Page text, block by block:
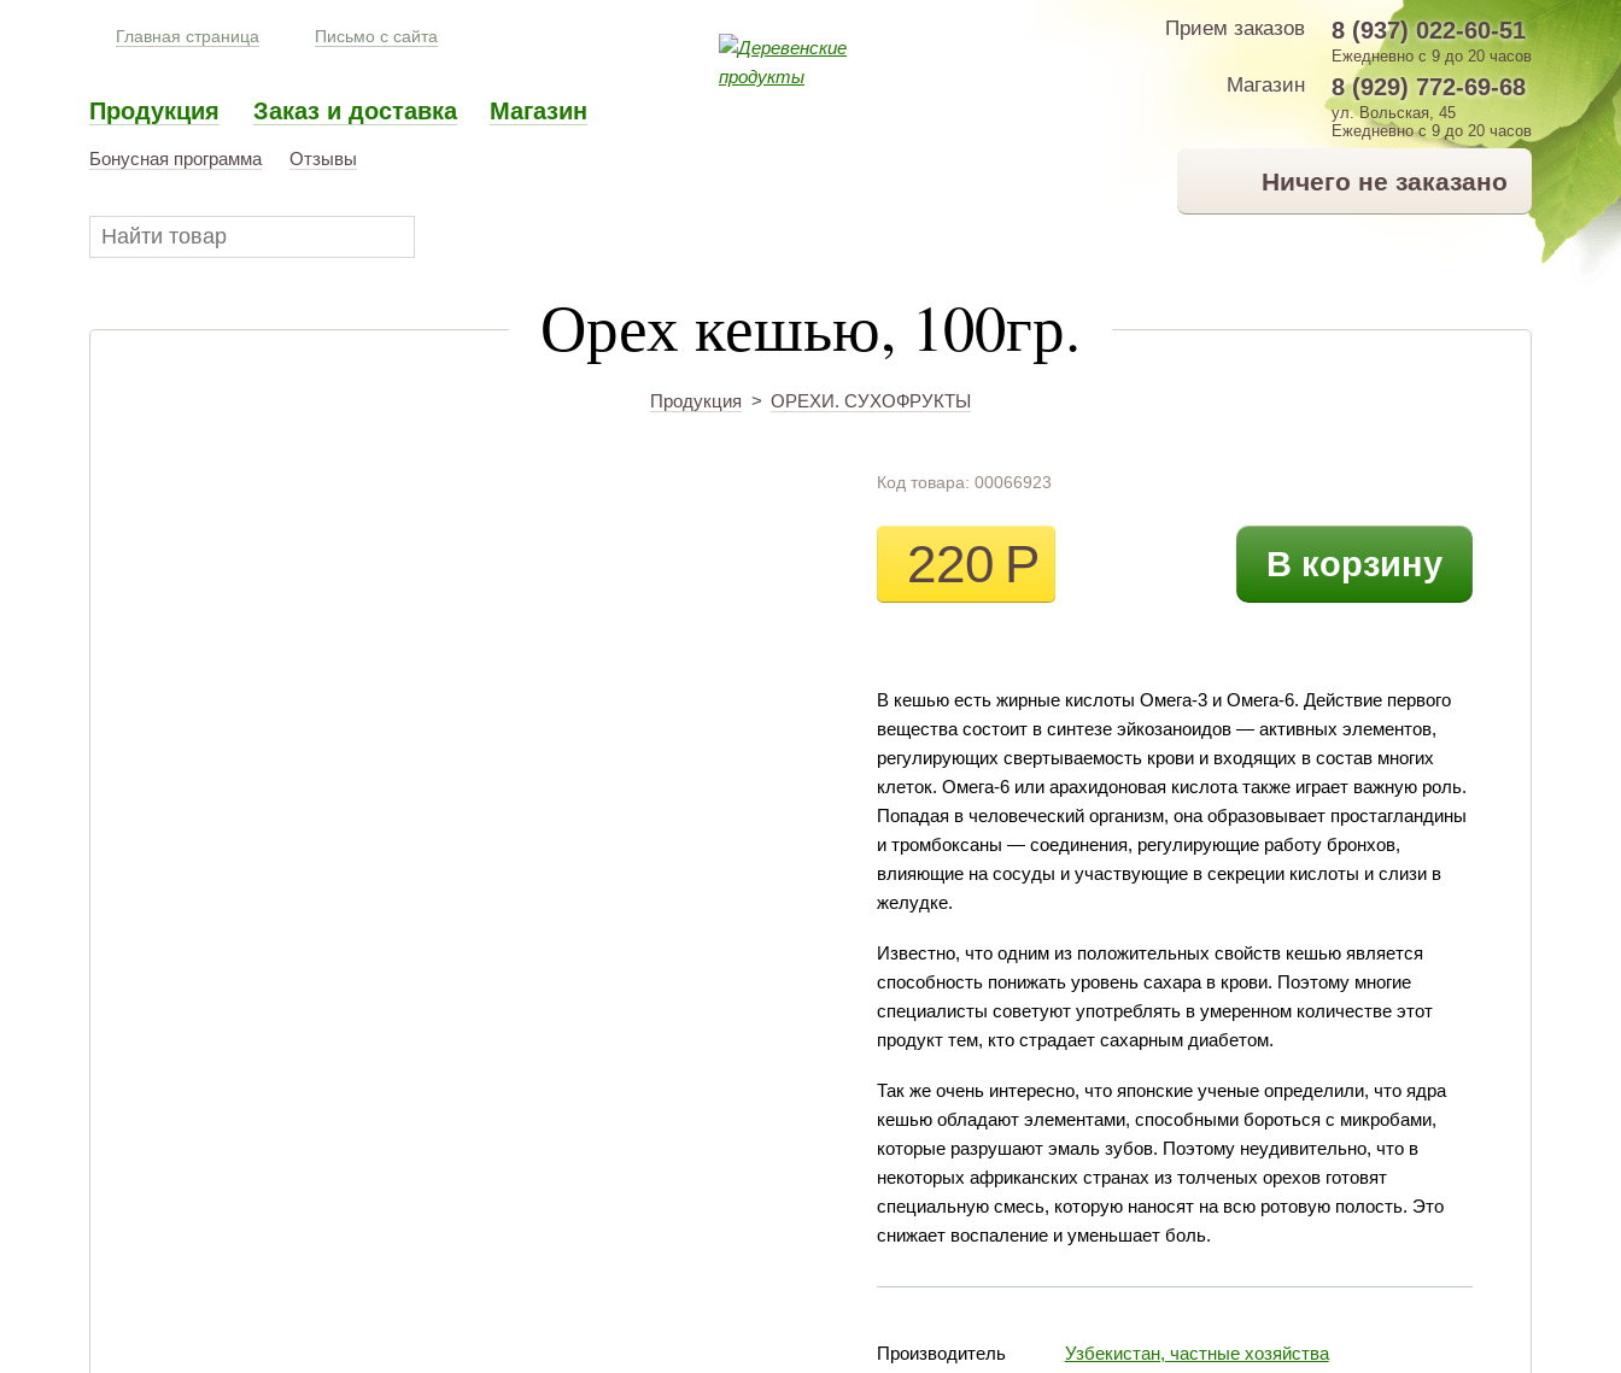
Главная страница Письмо с сайта
Продукция Заказ и доставка Магазин
Бонусная программа Отзывы
8 (937) 022-60-51
Ежедневно с 9 до 20 часов
Прием заказов
8 (929) 772-69-68
ул. Вольская, 45
Ежедневно с 9 до 20 часов
Магазин
Ничего не заказано
Орех кешью, 100гр.
Продукция > ОРЕХИ. СУХОФРУКТЫ
Код товара: 00066923
220Р В корзину
В кешью есть жирные кислоты Омега-3 и Омега-6. Действие первого
вещества состоит в синтезе эйкозаноидов — активных элементов,
регулирующих свертываемость крови и входящих в состав многих
клеток. Омега-6 или арахидоновая кислота также играет важную роль.
Попадая в человеческий организм, она образовывает простагландины
и тромбоксаны — соединения, регулирующие работу бронхов,
влияющие на сосуды и участвующие в секреции кислоты и слизи в
желудке.
Известно, что одним из положительных свойств кешью является
способность понижать уровень сахара в крови. Поэтому многие
специалисты советуют употреблять в умеренном количестве этот
продукт тем, кто страдает сахарным диабетом.
Так же очень интересно, что японские ученые определили, что ядра
кешью обладают элементами, способными бороться с микробами,
которые разрушают эмаль зубов. Поэтому неудивительно, что в
некоторых африканских странах из толченых орехов готовят
специальную смесь, которую наносят на всю ротовую полость. Это
снижает воспаление и уменьшает боль.
Производитель Узбекистан, частные хозяйства